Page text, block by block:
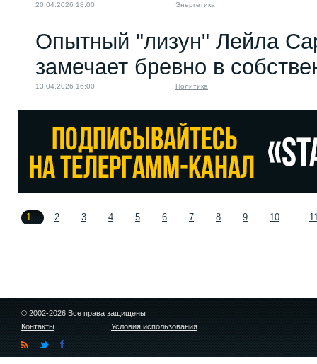
20.04.2026 18:00 Энергетика
Опытный "лизун" Лейла
замечает бревно в
13.04.2026 16:00 Политика
1 2 3 4 5 6 7 8 9 10
© 2002-2026 Все права защищены
Контакты
Условия использования